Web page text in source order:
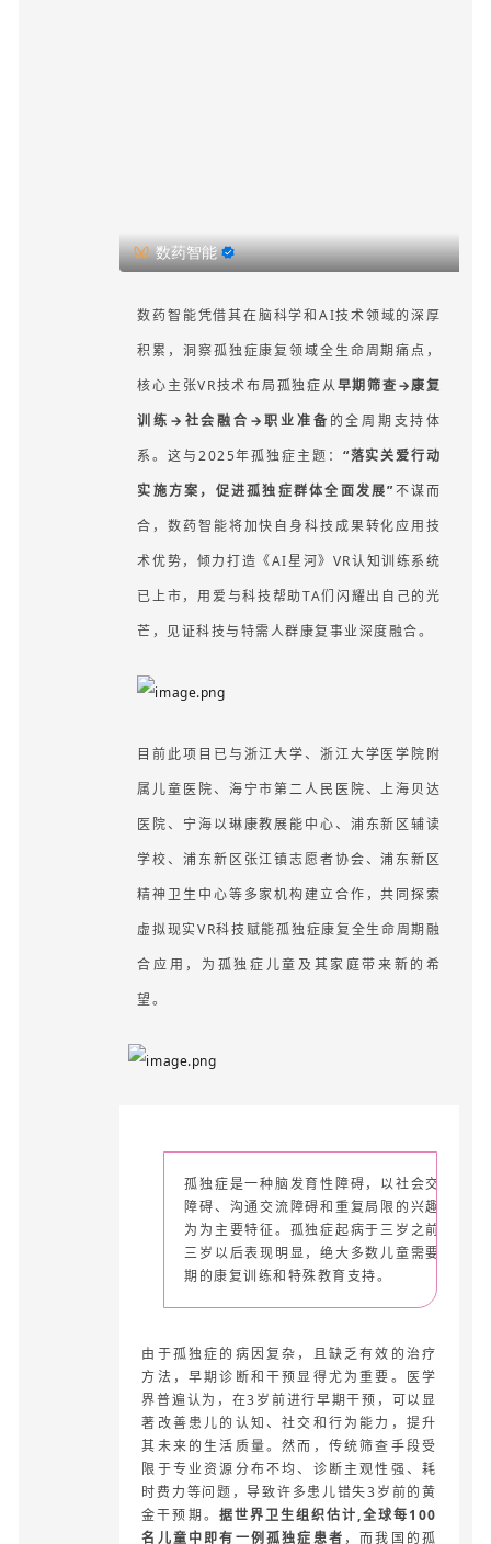
数药智能
数药智能凭借其在脑科学和AI技术领域的深厚
积累，洞察孤独症康复领域全生命周期痛点，
核心主张VR技术布局孤独症从早期筛查→康复
训练→社会融合→职业准备 的全周期支持体
系。这与2025年孤独症主题： “落实关爱行动
实施方案，促进孤独症群体全面发展”不谋而
合，数药智能将加快自身科技成果转化应用技
术优势，倾力打造《AI星河》VR认知训练系统
已上市，用爱与科技帮助TA们闪耀出自己的光
芒，见证科技与特需人群康复事业深度融合。
目前此项目已与浙江大学、浙江大学医学院附
属儿童医院、海宁市第二人民医院、上海贝达
医院、宁海以琳康教展能中心、浦东新区辅读
学校、浦东新区张江镇志愿者协会、浦东新区
精神卫生中心等多家机构建立合作，共同探索
虚拟现实VR科技赋能孤独症康复全生命周期融
合应用，为孤独症儿童及其家庭带来新的希
望。
孤独症是一种脑发育性障碍，以社会交往
障碍、沟通交流障碍和重复局限的兴趣行
为为主要特征。孤独症起病于三岁之前，
三岁以后表现明显，绝大多数儿童需要长
期的康复训练和特殊教育支持。
由于孤独症的病因复杂，且缺乏有效的治疗
方法，早期诊断和干预显得尤为重要。医学
界普遍认为，在3岁前进行早期干预，可以显
著改善患儿的认知、社交和行为能力，提升
其未来的生活质量。然而，传统筛查手段受
限于专业资源分布不均、诊断主观性强、耗
时费力等问题，导致许多患儿错失3岁前的黄
金干预期。 据世界卫生组织估计,全球每100
名儿童中即有一例孤独症患者 ，而我国的孤